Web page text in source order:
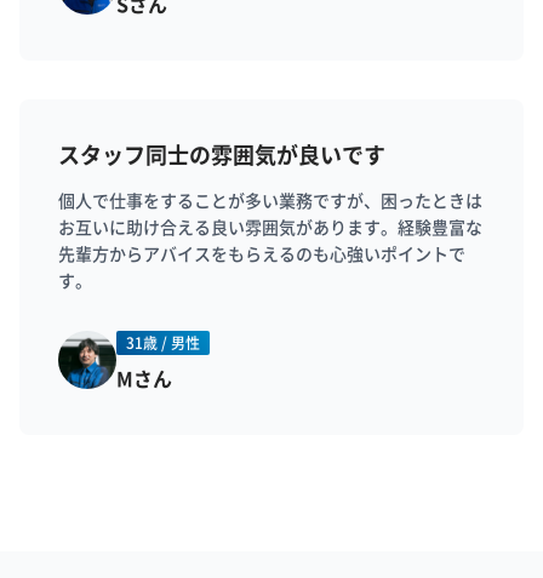
スタッフ同士の雰囲気が良いです
個人で仕事をすることが多い業務ですが、困ったときは
お互いに助け合える良い雰囲気があります。経験豊富な
先輩方からアバイスをもらえるのも心強いポイントで
す。
31歳 / 男性
Mさん